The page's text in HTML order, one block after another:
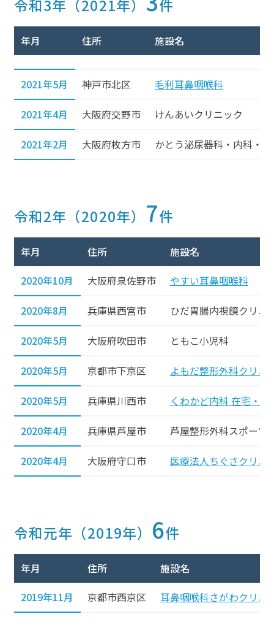
令和3年（2021年） 件
年月 住所 施設名
2021年5月 神戸市北区 毛利耳鼻咽喉科
2021年4月 大阪府交野市 けんあいクリニック
2021年2月 大阪府枚方市 かとう泌尿器科・内科・
令和2年（2020年） 7件
年月 住所 施設名
2020年10月 大阪府泉佐野市 やすい耳鼻咽喉科
2020年8月 兵庫県西宮市 ひだ胃腸内視鏡クリニ
2020年5月 大阪府吹田市 ともこ小児科
2020年5月 京都市下京区 よもだ整形外科クリニ
2020年5月 兵庫県川西市 くわかど内科 在宅・
2020年4月 兵庫県芦屋市 芦屋整形外科スポーツ
2020年4月 大阪府守口市 医療法人ちぐさクリニ
令和元年（2019年） 6件
年月 住所 施設名
2019年11月 京都市西京区 耳鼻咽喉科さがわクリニ